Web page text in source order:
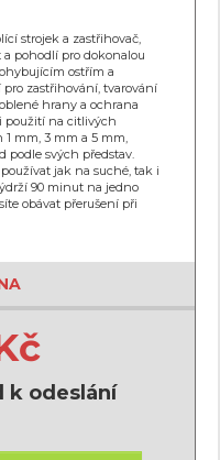
strojek a zastřihovač,
pohodlí pro dokonalou
ostřím a
zastřihování, tvarování
hrany a ochrana
použití na citlivých
1 mm, 3 mm a 5 mm,
podle svých představ.
jak na suché, tak i
90 minut na jedno
obávat přerušení při
k odeslání